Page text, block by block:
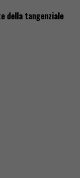
della tangenziale